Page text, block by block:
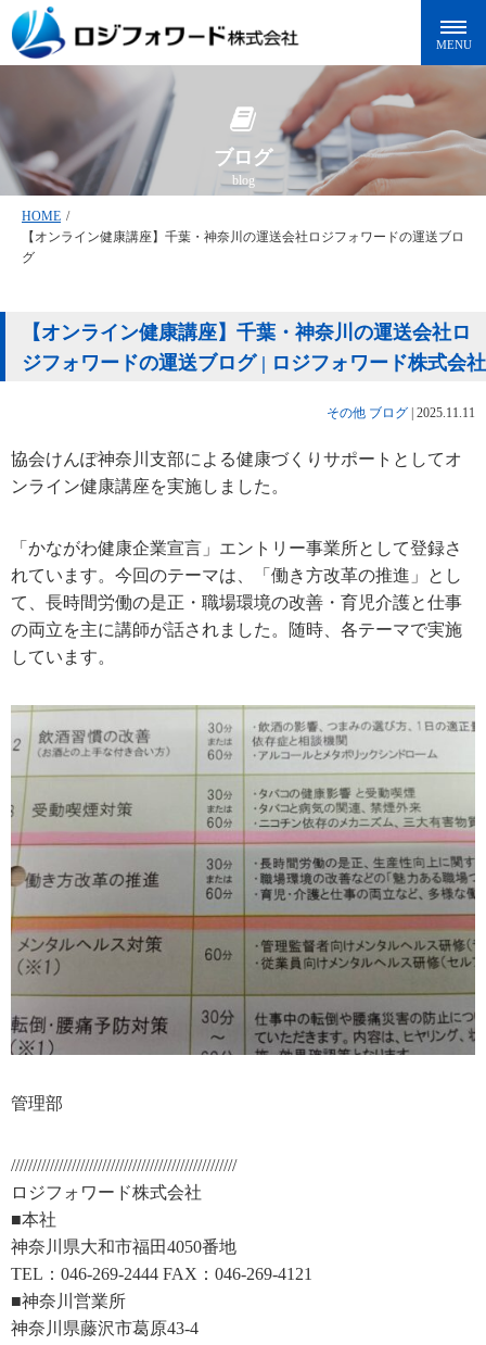
ブログ
blog
HOME /
【オンライン健康講座】千葉・神奈川の運送会社ロジフォワードの運送ブロ
グ
【オンライン健康講座】千葉・神奈川の運送会社ロ
ジフォワードの運送ブログ | ロジフォワード株式会社
その他 ブログ 2025.11.11
協会けんぽ神奈川支部による健康づくりサポートとしてオ
ンライン健康講座を実施しました。
「かながわ健康企業宣言」エントリー事業所として登録さ
れています。今回のテーマは、「働き方改革の推進」とし
て、長時間労働の是正・職場環境の改善・育児介護と仕事
の両立を主に講師が話されました。随時、各テーマで実施
しています。
管理部
////////////////////////////////////////////////////
ロジフォワード株式会社
■本社
神奈川県大和市福田4050番地
TEL：046-269-2444 FAX：046-269-4121
■神奈川営業所
神奈川県藤沢市葛原43-4